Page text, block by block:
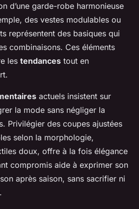
d’une garde-robe harmonieuse
des vestes modulables ou
représentent des basiques qui
combinaisons. Ces éléments
les tendances tout en
actuels insistent sur
la mode sans négliger la
Privilégier des coupes ajustées
selon la morphologie,
doux, offre à la fois élégance
compromis aide à exprimer son
après saison, sans sacrifier ni